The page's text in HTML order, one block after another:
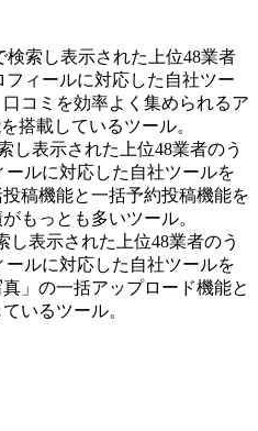
索し表示された上位48業者
フィールに対応した自社ツー
コミを効率よく集められるア
搭載しているツール。
表示された上位48業者のう
ールに対応した自社ツールを
稿機能と一括予約投稿機能を
もっとも多いツール。
表示された上位48業者のう
ールに対応した自社ツールを
」の一括アップロード機能と
いるツール。